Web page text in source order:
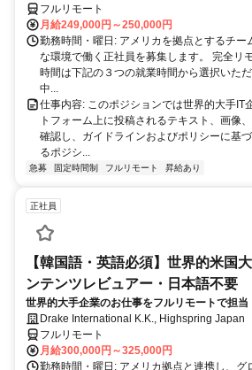
フルリモート
月給249,000円～250,000円
勤務時間・曜日: アメリカを拠点とするチー
な環境で働く正社員を募集します。 完全リ
時間は下記の３つの就業時間から選択いた
中...
仕事内容: このポジションでは世界的大手IT
トフォーム上に投稿されるテキスト、画像
確認し、ガイドラインおよびポリシーに基
るポジシ...
急募 固定時間制 フルリモート 昇給あり
正社員
【韓国語・英語必須】世界的米国
ンテンツレビュアー・日本語不要
世界的大手企業のお仕事をフルリモートで担当
Drake International K.K., Highspring Japan
フルリモート
月給300,000円～325,000円
勤務時間・曜日: アメリカ拠点と連携し、グ